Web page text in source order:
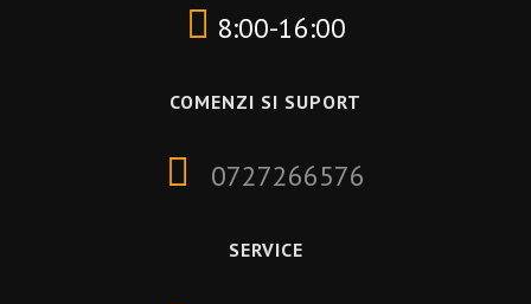
8:00-16:00
COMENZI SI SUPORT
0727266576
SERVICE